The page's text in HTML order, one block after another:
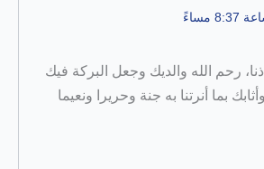
رحم الله والديك وجعل البركة فيك
بما أنرتنا به جنة وحريرا ونعيما